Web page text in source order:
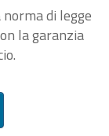
di legge
la garanzia